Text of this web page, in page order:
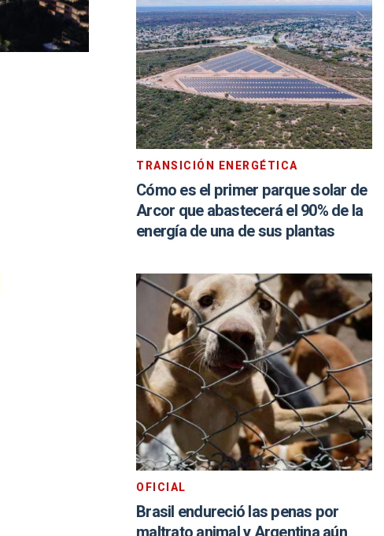
TRANSICIÓN ENERGÉTICA
Cómo es el primer parque solar de
Arcor que abastecerá el 90% de la
energía de una de sus plantas
OFICIAL
Brasil endureció las penas por